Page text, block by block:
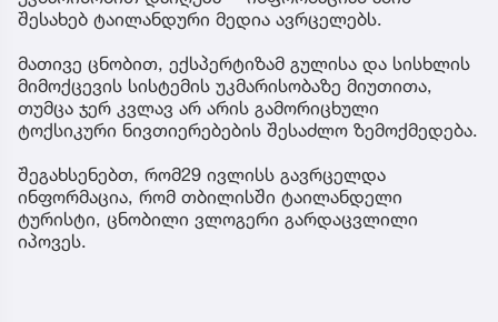
შესახებ ტაილანდური მედია ავრცელებს.
მათივე ცნობით, ექსპერტიზამ გულისა და სისხლის
მიმოქცევის სისტემის უკმარისობაზე მიუთითა,
თუმცა ჯერ კვლავ არ არის გამორიცხული
ტოქსიკური ნივთიერებების შესაძლო ზემოქმედება.
შეგახსენებთ, რომ29 ივლისს გავრცელდა
ინფორმაცია, რომ თბილისში ტაილანდელი
ტურისტი, ცნობილი ვლოგერი გარდაცვლილი
იპოვეს.